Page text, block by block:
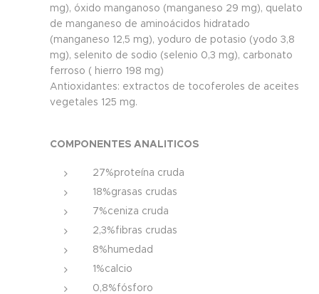
mg), óxido manganoso (manganeso 29 mg), quelato
de manganeso de aminoácidos hidratado
(manganeso 12,5 mg), yoduro de potasio (yodo 3,8
mg), selenito de sodio (selenio 0,3 mg), carbonato
ferroso ( hierro 198 mg)
Antioxidantes: extractos de tocoferoles de aceites
vegetales 125 mg.
COMPONENTES ANALITICOS
27%proteína cruda
18%grasas crudas
7%ceniza cruda
2,3%fibras crudas
8%humedad
1%calcio
0,8%fósforo